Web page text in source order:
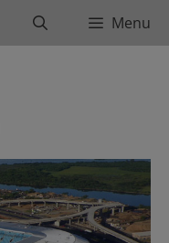
BuscarMenu